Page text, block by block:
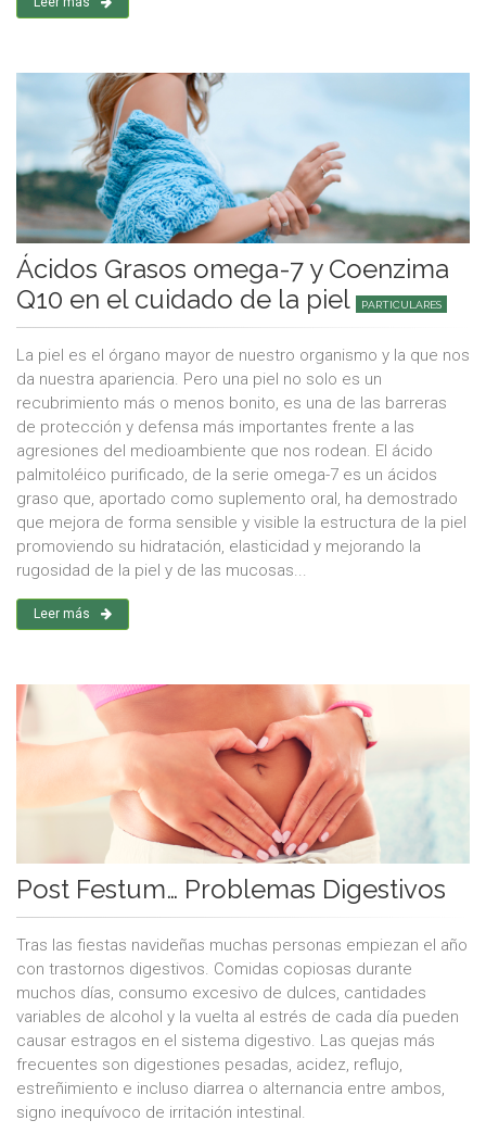
Ácidos Grasos omega-7 y Coenzima
Q10 en el cuidado de la piel
PARTICULARES
La piel es el órgano mayor de nuestro organismo y la que nos
da nuestra apariencia. Pero una piel no solo es un
recubrimiento más o menos bonito, es una de las barreras
de protección y defensa más importantes frente a las
agresiones del medioambiente que nos rodean. El ácido
palmitoléico purificado, de la serie omega-7 es un ácidos
graso que, aportado como suplemento oral, ha demostrado
que mejora de forma sensible y visible la estructura de la piel
promoviendo su hidratación, elasticidad y mejorando la
rugosidad de la piel y de las mucosas...
Leer más
Post Festum… Problemas Digestivos
Tras las fiestas navideñas muchas personas empiezan el año
con trastornos digestivos. Comidas copiosas durante
muchos días, consumo excesivo de dulces, cantidades
variables de alcohol y la vuelta al estrés de cada día pueden
causar estragos en el sistema digestivo. Las quejas más
frecuentes son digestiones pesadas, acidez, reflujo,
estreñimiento e incluso diarrea o alternancia entre ambos,
signo inequívoco de irritación intestinal.